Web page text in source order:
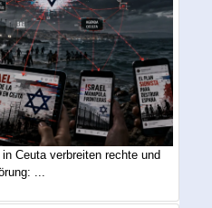
Ceuta verbreiten rechte und
...